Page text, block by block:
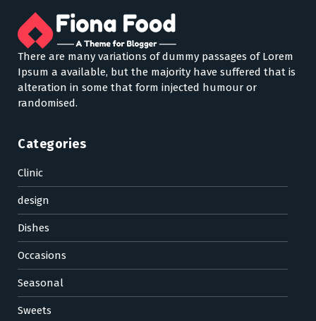
There are many variations of dummy passages of Lorem
Ipsum a available, but the majority have suffered that is
alteration in some that form injected humour or
randomised.
Categories
Clinic
design
Dishes
Occasions
Seasonal
Sweets